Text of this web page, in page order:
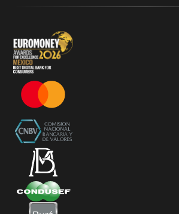
Términos y Condiciones - SplitK
Términos y Condiciones – Acceso a
Términos y Condiciones – 20%
supermercados participantes
Términos y Condiciones Juegos de
Términos y Condiciones - Amazon
Términos y Condiciones –
con 0% de Interés Desde App
Términos y Condiciones de Beneficios
Powered by Klar
Klarfest - Mayo 2026
Klarfest - Día de las Madres 2026
Compra Mínima Klar Plus - SplitK 0% -
Starbucks 50% - Cashback 20%
Términos y Condiciones - Cashback
en Apple Pay